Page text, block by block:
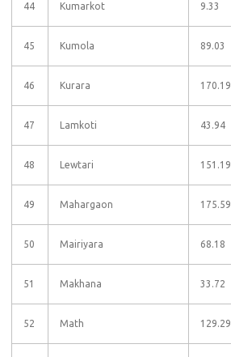
44 Kumarkot 9.33
45 Kumola 89.03
46 Kurara 170.19
47 Lamkoti 43.94
48 Lewtari 151.19
49 Mahargaon 175.59
50 Mairiyara 68.18
51 Makhana 33.72
52 Math 129.29